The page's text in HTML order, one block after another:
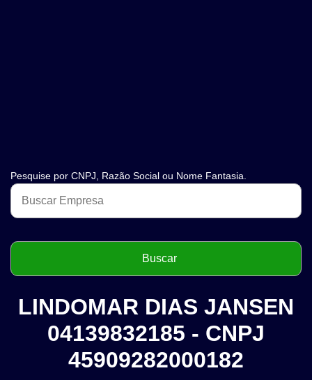
Pesquise por CNPJ, Razão Social ou Nome Fantasia.
LINDOMAR DIAS JANSEN
04139832185 - CNPJ
45909282000182